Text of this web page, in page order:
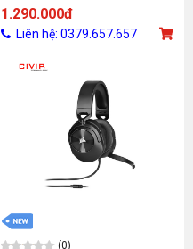
1.290.000đ
Liên hệ: 0379.657.657
(0)